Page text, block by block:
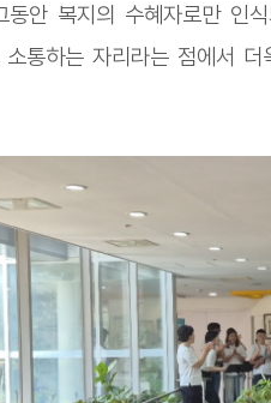
안 복지의 수혜자로만 인
통하는 자리라는 점에서